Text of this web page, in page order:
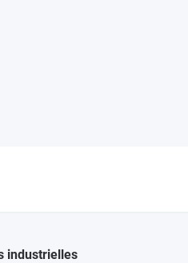
industrielles